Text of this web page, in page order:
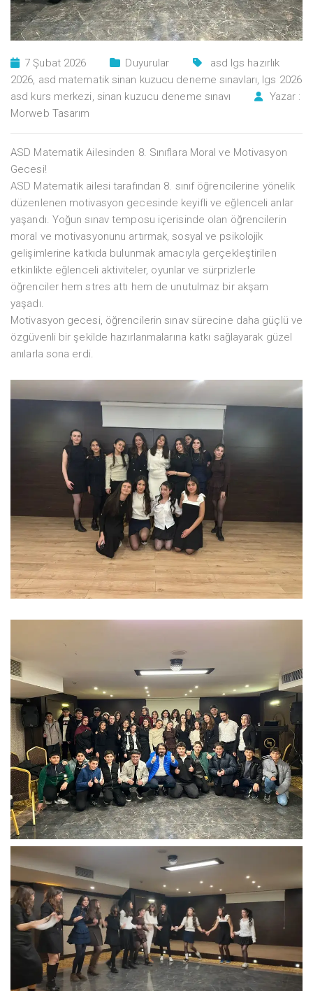
7 Şubat 2026 Duyurular
asd lgs hazırlık
2026, asd matematik sinan kuzucu deneme sınavları, lgs 2026
asd kurs merkezi, sinan kuzucu deneme sınavı
Yazar :
Morweb Tasarım
ASD Matematik Ailesinden 8. Sınıflara Moral ve Motivasyon
Gecesi!
ASD Matematik ailesi tarafından 8. sınıf öğrencilerine yönelik
düzenlenen motivasyon gecesinde keyifli ve eğlenceli anlar
yaşandı. Yoğun sınav temposu içerisinde olan öğrencilerin
moral ve motivasyonunu artırmak, sosyal ve psikolojik
gelişimlerine katkıda bulunmak amacıyla gerçekleştirilen
etkinlikte eğlenceli aktiviteler, oyunlar ve sürprizlerle
öğrenciler hem stres attı hem de unutulmaz bir akşam
yaşadı.
Motivasyon gecesi, öğrencilerin sınav sürecine daha güçlü ve
özgüvenli bir şekilde hazırlanmalarına katkı sağlayarak güzel
anılarla sona erdi.